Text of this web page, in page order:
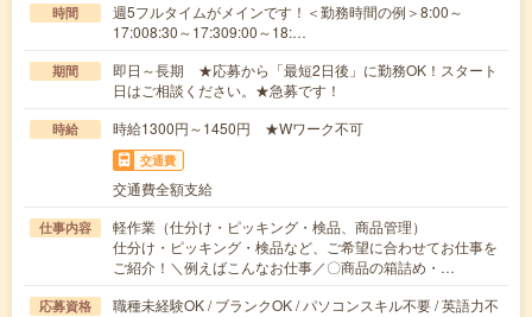
時間
週5フルタイムがメインです！＜勤務時間の例＞8:00～
17:008:30～17:309:00～18:…
期間
即日～長期 ★応募から「最短2日後」に勤務OK！スタート
日はご相談ください。★急募です！
時給 時給1300円～1450円 ★Wワーク不可
交通費
交通費全額支給
仕事内容
軽作業（仕分け・ピッキング・検品、商品管理）
仕分け・ピッキング・検品など、ご希望に合わせてお仕事を
ご紹介！＼例えばこんなお仕事／〇商品の箱詰め・…
応募資格
職種未経験OK / ブランクOK / パソコンスキル不要 / 英語力不